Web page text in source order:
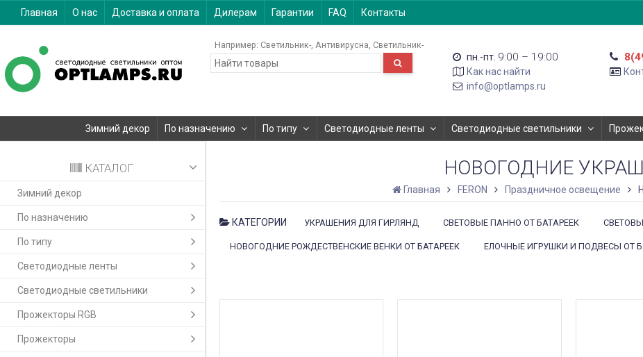
Главная О нас Доставка и оплата Дилерам Гарантии FAQ Контакты
Например: Светильник- Антивирусна Светильник-
пн.-пт. 9:00 – 19:00
Как нас найти
info@optlamps.ru
Зимний декор По назначению По типу Светодиодные ленты Светодиодные светильники
КАТАЛОГ
Зимний декор
По назначению
По типу
Светодиодные ленты
Светодиодные светильники
Прожекторы RGB
Прожекторы
НОВОГОДНИЕ
Главная FERON Праздничное освещение
КАТЕГОРИИ УКРАШЕНИЯ ДЛЯ ГИРЛЯНД СВЕТОВЫЕ ПАННО ОТ БАТАРЕЕК
НОВОГОДНИЕ РОЖДЕСТВЕНСКИЕ ВЕНКИ ОТ БАТАРЕЕК ЕЛОЧНЫЕ ИГРУШКИ И ПОДВЕСЫ ОТ